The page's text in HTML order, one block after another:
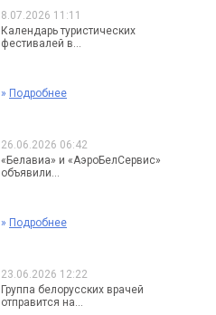
8.07.2026 11:11
Календарь туристических
фестивалей в...
» Подробнее
26.06.2026 06:42
«Белавиа» и «АэроБелСервис»
объявили...
» Подробнее
23.06.2026 12:22
Группа белорусских врачей
отправится на...